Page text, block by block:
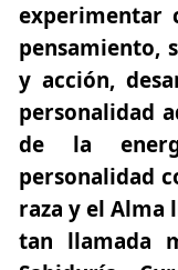
experimentar
pensamiento,
y acción,
personalidad
de la
personalidad
raza y el Alma
tan llamada